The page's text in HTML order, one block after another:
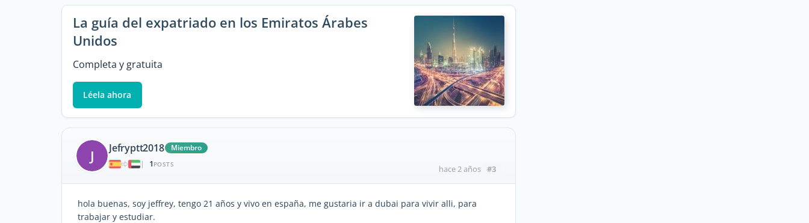
La guía del expatriado en los Emiratos Árabes
Unidos
Completa y gratuita
Léela ahora
J Jefryptt2018
Miembro
|
1 POSTS hace 2 años #3
hola buenas, soy jeffrey, tengo 21 años y vivo en españa, me gustaria ir a dubai para vivir alli, para
trabajar y estudiar.